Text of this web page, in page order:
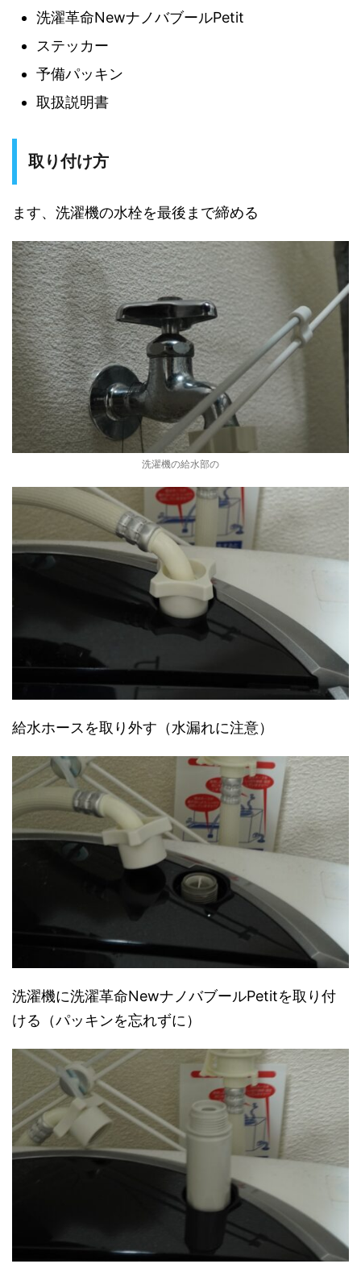
洗濯革命NewナノバブールPetit
ステッカー
予備パッキン
取扱説明書
取り付け方
ます、洗濯機の水栓を最後まで締める
洗濯機の給水部の
給水ホースを取り外す（水漏れに注意）
洗濯機に洗濯革命NewナノバブールPetitを取り付
ける（パッキンを忘れずに）